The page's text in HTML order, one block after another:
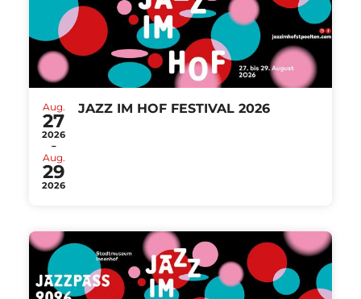
Aug.
27
2026
-
Aug.
29
2026
JAZZ IM HOF FESTIVAL 2026